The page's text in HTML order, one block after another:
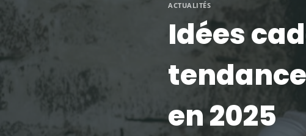
ACTUALITÉS
Idées
en 2025